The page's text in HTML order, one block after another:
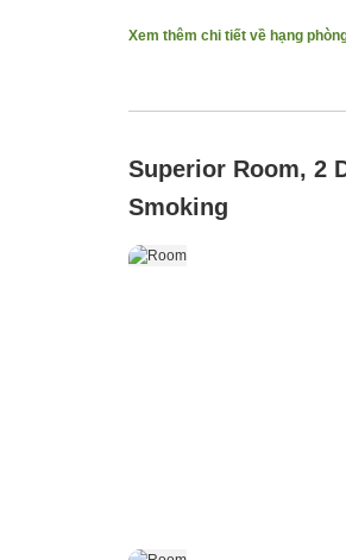
Xem thêm chi tiết về hạng
Superior Room, 2
Smoking